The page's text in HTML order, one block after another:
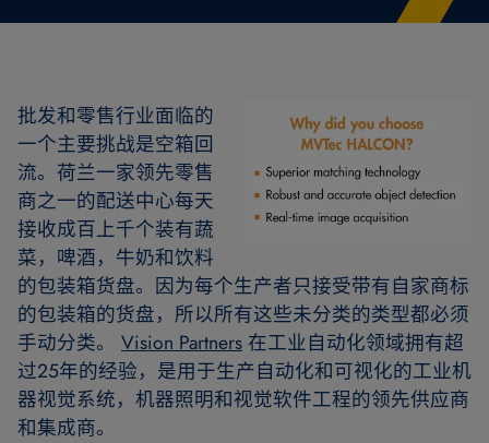
批发和零售行业面临的
一个主要挑战是空箱回
流。荷兰一家领先零售
商之一的配送中心每天
接收成百上千个装有蔬
菜，啤酒，牛奶和饮料
的包装箱货盘。因为每个生产者只接受带有自家商标
的包装箱的货盘，所以所有这些未分类的类型都必须
手动分类。 Vision Partners 在工业自动化领域拥有超
过25年的经验，是用于生产自动化和可视化的工业机
器视觉系统，机器照明和视觉软件工程的领先供应商
和集成商。